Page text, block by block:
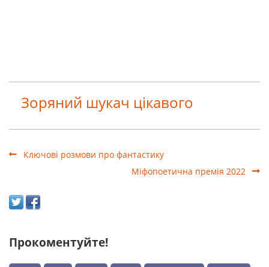
Зоряний шукач цікавого
Ключові розмови про фантастику
Міфопоетична премія 2022
Прокоментуйте!